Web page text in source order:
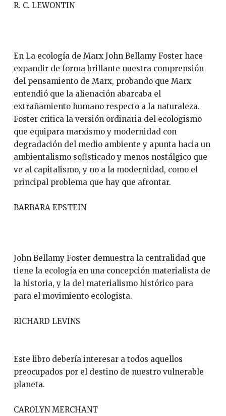
R. C. LEWONTIN
En La ecología de Marx John Bellamy Foster hace
expandir de forma brillante nuestra comprensión
del pensamiento de Marx, probando que Marx
entendió que la alienación abarcaba el
extrañamiento humano respecto a la naturaleza.
Foster critica la versión ordinaria del ecologismo
que equipara marxismo y modernidad con
degradación del medio ambiente y apunta hacia un
ambientalismo sofisticado y menos nostálgico que
ve al capitalismo, y no a la modernidad, como el
principal problema que hay que afrontar.
BARBARA EPSTEIN
John Bellamy Foster demuestra la centralidad que
tiene la ecología en una concepción materialista de
la historia, y la del materialismo histórico para
para el movimiento ecologista.
RICHARD LEVINS
Este libro debería interesar a todos aquellos
preocupados por el destino de nuestro vulnerable
planeta.
CAROLYN MERCHANT